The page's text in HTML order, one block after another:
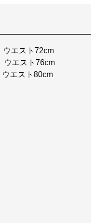
エスト72cm
エスト76cm
エスト80cm